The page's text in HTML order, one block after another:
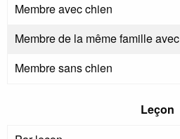
Membre avec chien
Membre de la même famille
Membre sans chien
Leçon